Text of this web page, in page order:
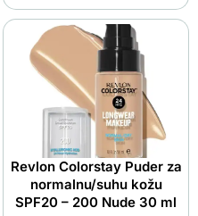
Revlon Colorstay Puder za
normalnu/suhu kožu
SPF20 – 200 Nude 30 ml